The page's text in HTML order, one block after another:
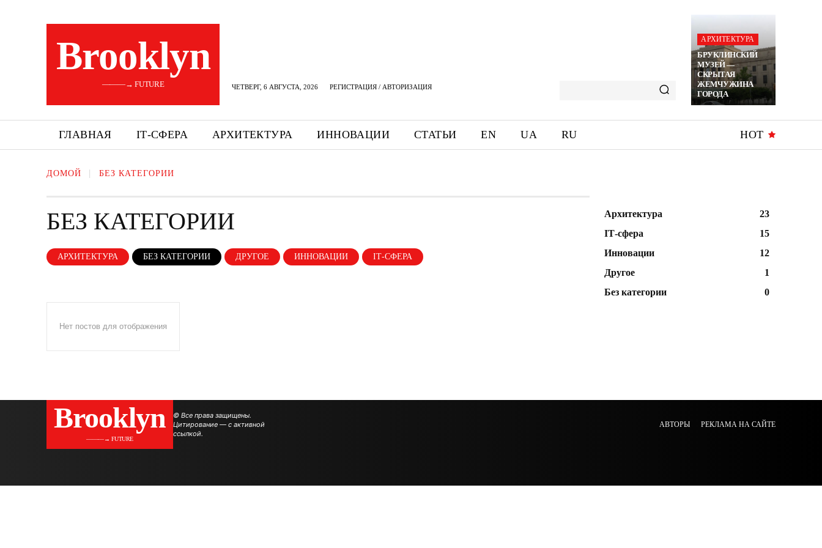
Brooklyn
———→ FUTURE ЧЕТВЕРГ, 6 АВГУСТА, 2026 РЕГИСТРАЦИЯ / АВТОРИЗАЦИЯ
АРХИТЕКТУРА
БРУКЛИНСКИЙ
МУЗЕЙ —
СКРЫТАЯ
ЖЕМЧУЖИНА
ГОРОДА
ГЛАВНАЯ ІТ-СФЕРА АРХИТЕКТУРА ИННОВАЦИИ СТАТЬИ EN UA RU HOT
ДОМОЙ БЕЗ КАТЕГОРИИ
БЕЗ КАТЕГОРИИ
АРХИТЕКТУРА БЕЗ КАТЕГОРИИ ДРУГОЕ ИННОВАЦИИ ІТ-СФЕРА
Нет постов для отображения
Архитектура
23
ІТ-сфера
15
Инновации
12
Другое
1
Без категории
0
Brooklyn
———→ FUTURE
© Все права защищены.
Цитирование — с активной
ссылкой.
АВТОРЫ РЕКЛАМА НА САЙТЕ